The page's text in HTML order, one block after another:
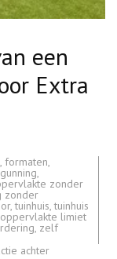
een
Extra
, formaten,
,
zonder
zonder
,tuinhuis,tuinhuis
limiet
, zelf
achterop